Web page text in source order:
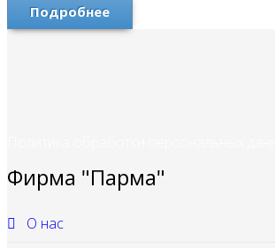
Подробнее
Фирма "Парма"
О нас